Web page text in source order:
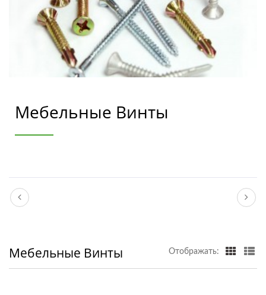
Мебельные Винты
Мебельные Винты Отображать: